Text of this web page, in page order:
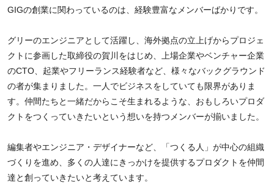
GIGの創業に関わっているのは、経験豊富なメンバーばかりです。
グリーのエンジニアとして活躍し、海外拠点の立上げからプロジェ
クトに参画した取締役の賀川をはじめ、上場企業やベンチャー企業
のCTO、起業やフリーランス経験者など、様々なバックグラウンド
の者が集まりました。一人でビジネスをしていても限界がありま
す。仲間たちと一緒だからこそ生まれるような、おもしろいプロダ
クトをつくっていきたいという想いを持つメンバーが揃いました。
編集者やエンジニア・デザイナーなど、「つくる人」が中心の組織
づくりを進め、多くの人達にきっかけを提供するプロダクトを仲間
達と創っていきたいと考えています。